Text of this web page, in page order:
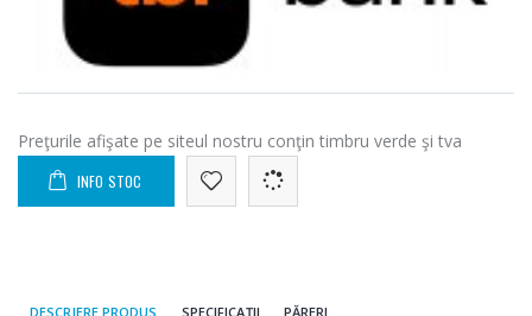
Preţurile afişate pe siteul nostru conţin timbru verde şi tva
INFO STOC
DESCRIERE PRODUS SPECIFICAȚII PĂRERI